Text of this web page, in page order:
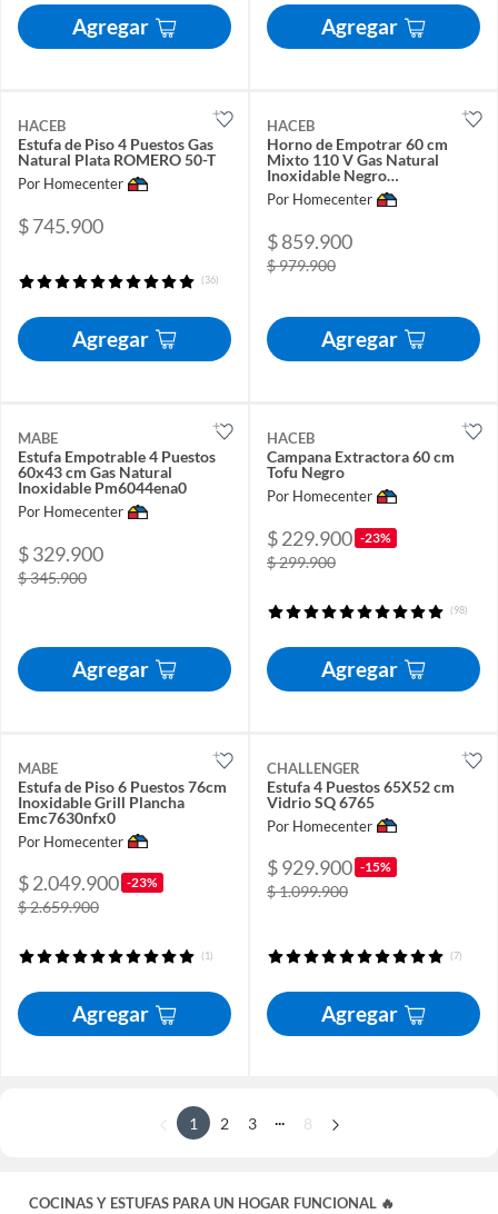
Agregar Agregar
HACEB
Estufa de Piso 4 Puestos Gas
Natural Plata ROMERO 50-T
Por Homecenter
$ 745.900
(36)
Agregar
HACEB
Horno de Empotrar 60 cm
Mixto 110 V Gas Natural
Inoxidable Negro
H60EEVAL005
Por Homecenter
$ 859.900
$ 979.900
Agregar
MABE
Estufa Empotrable 4 Puestos
60x43 cm Gas Natural
Inoxidable Pm6044ena0
Por Homecenter
$ 329.900
$ 345.900
Agregar
HACEB
Campana Extractora 60 cm
Tofu Negro
Por Homecenter
$ 229.900 -23%
$ 299.900
(98)
Agregar
MABE
Estufa de Piso 6 Puestos 76cm
Inoxidable Grill Plancha
Emc7630nfx0
Por Homecenter
$ 2.049.900 -23%
$ 2.659.900
(1)
Agregar
CHALLENGER
Estufa 4 Puestos 65X52 cm
Vidrio SQ 6765
Por Homecenter
$ 929.900 -15%
$ 1.099.900
(7)
Agregar
1 2 3 8
COCINAS Y ESTUFAS PARA UN HOGAR FUNCIONAL 🔥